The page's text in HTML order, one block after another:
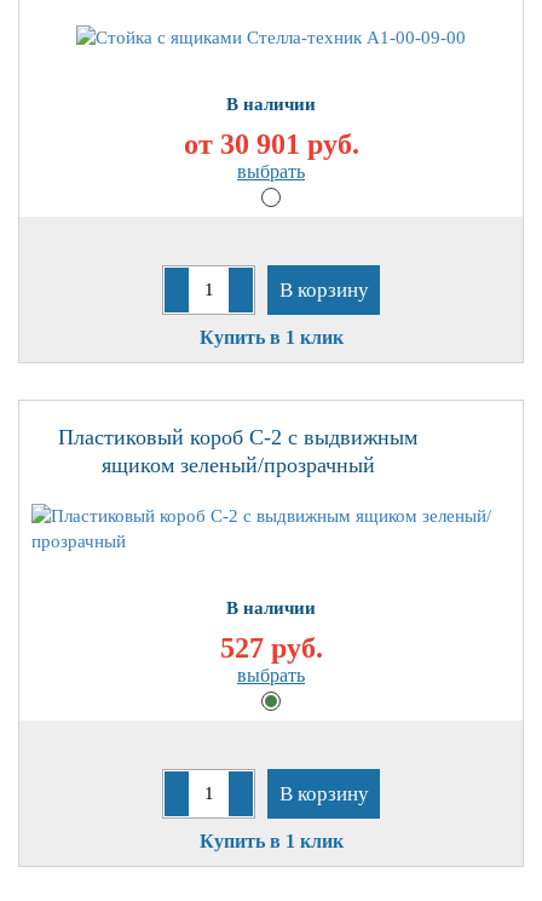
В наличии
от 30 901 руб.
выбрать
В корзину
Купить в 1 клик
Пластиковый короб С-2 с выдвижным
ящиком зеленый/прозрачный
В наличии
527 руб.
выбрать
В корзину
Купить в 1 клик